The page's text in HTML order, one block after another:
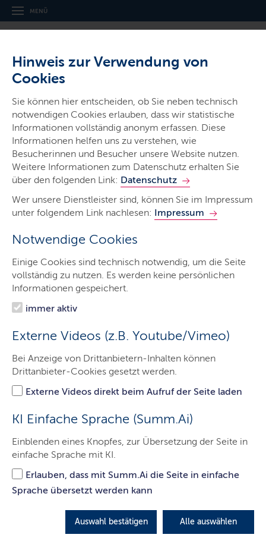
Hinweis zur Verwendung von
Cookies
Sie können hier entscheiden, ob Sie neben technisch
notwendigen Cookies erlauben, dass wir statistische
Informationen vollständig anonym erfassen. Diese
Informationen helfen uns zu verstehen, wie
Besucherinnen und Besucher unsere Website nutzen.
Weitere Informationen zum Datenschutz erhalten Sie
über den folgenden Link: Datenschutz
Wer unsere Dienstleister sind, können Sie im Impressum
unter folgendem Link nachlesen: Impressum
Notwendige Cookies
Einige Cookies sind technisch notwendig, um die Seite
vollständig zu nutzen. Es werden keine persönlichen
Informationen gespeichert.
immer aktiv
Externe Videos (z.B. Youtube/Vimeo)
Bei Anzeige von Drittanbietern-Inhalten können
Drittanbieter-Cookies gesetzt werden.
Externe Videos direkt beim Aufruf der Seite laden
KI Einfache Sprache (Summ.Ai)
Einblenden eines Knopfes, zur Übersetzung der Seite in
einfache Sprache mit KI.
Erlauben, dass mit Summ.Ai die Seite in einfache
Sprache übersetzt werden kann
Auswahl bestätigen Alle auswählen
MENÜ
Finanzamt Eckernförde-Schleswig
Ministerien & Behörden
Start
Über uns
Service
ELSTER
Jobs & Karriere
Alle Finanzämter
Jobs und Karriere